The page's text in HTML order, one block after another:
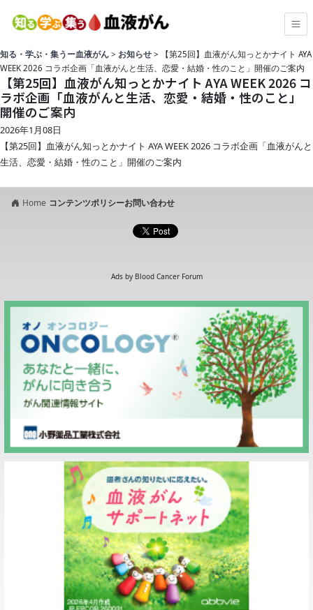
知る・学ぶ・集うー血液がん > お知らせ >
【第25回】血液がん知っとかナイト AYA
WEEK 2026 コラボ企画「血液がんと生活、恋愛・結婚・性のこと」開催のご案内
【第25回】血液がん知っとかナイト AYA WEEK 2026 コ
ラボ企画「血液がんと生活、恋愛・結婚・性のこと」
開催のご案内
2026年1月08日
【第25回】血液がん知っとかナイト AYA WEEK 2026 コラボ企画「血液がんと
生活、恋愛・結婚・性のこと」開催のご案内
Home コンテンツポリシーお問い合わせ
Ads by Blood Cancer Forum